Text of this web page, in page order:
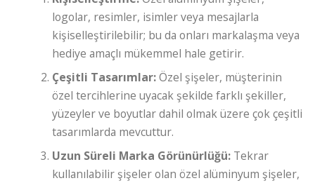
logolar, resimler, isimler veya mesajlarla
kişiselleştirilebilir; bu da onları markalaşma veya
hediye amaçlı mükemmel hale getirir.
Çeşitli Tasarımlar:Özel şişeler, müşterinin
özel tercihlerine uyacak şekilde farklı şekiller,
yüzeyler ve boyutlar dahil olmak üzere çok çeşitli
tasarımlarda mevcuttur.
Uzun Süreli Marka Görünürlüğü: Tekrar
kullanılabilir şişeler olan özel alüminyum şişeler,